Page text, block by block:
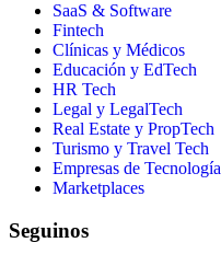
SaaS & Software
Fintech
Clínicas y Médicos
Educación y EdTech
HR Tech
Legal y LegalTech
Real Estate y PropTech
Turismo y Travel Tech
Empresas de Tecnología
Marketplaces
Seguinos